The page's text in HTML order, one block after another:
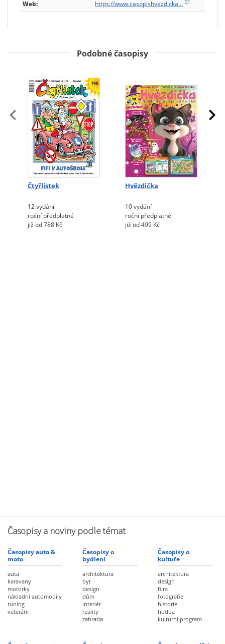
Web: https://www.casopishvezdicka…
Podobné časopisy
Čtyřlístek
12 vydání
roční předplatné
již od 788 Kč
Hvězdička
10 vydání
roční předplatné
již od 499 Kč
Časopisy a noviny podle témat
Časopisy auto &
moto
auta
karavany
motorky
nákladní automobily
tuning
veteráni
Časopisy o
bydlení
architektura
byt
design
dům
interiér
reality
zahrada
Časopisy o
kultuře
architektura
design
film
fotografie
historie
hudba
kulturní program